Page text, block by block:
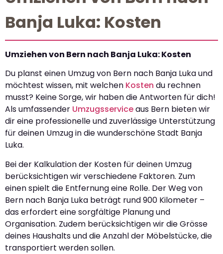
Banja Luka: Kosten
Umziehen von Bern nach Banja Luka: Kosten
Du planst einen Umzug von Bern nach Banja Luka und
möchtest wissen, mit welchen Kosten du rechnen
musst? Keine Sorge, wir haben die Antworten für dich!
Als umfassender Umzugsserviceaus Bern bieten wir
dir eine professionelle und zuverlässige Unterstützung
für deinen Umzug in die wunderschöne Stadt Banja
Luka.
Bei der Kalkulation der Kosten für deinen Umzug
berücksichtigen wir verschiedene Faktoren. Zum
einen spielt die Entfernung eine Rolle. Der Weg von
Bern nach Banja Luka beträgt rund 900 Kilometer –
das erfordert eine sorgfältige Planung und
Organisation. Zudem berücksichtigen wir die Grösse
deines Haushalts und die Anzahl der Möbelstücke, die
transportiert werden sollen.